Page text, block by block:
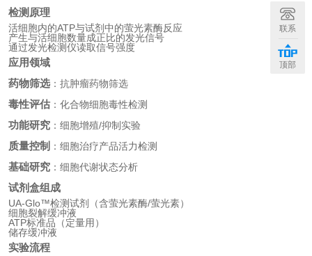
检测原理
活细胞内的ATP与试剂中的萤光素酶反应
产生与活细胞数量成正比的发光信号
通过发光检测仪读取信号强度
应用领域
药物筛选 ：抗肿瘤药物筛选
毒性评估 ：化合物细胞毒性检测
功能研究 ：细胞增殖/抑制实验
质量控制 ：细胞治疗产品活力检测
基础研究 ：细胞代谢状态分析
试剂盒组成
UA-Glo™检测试剂（含萤光素酶/萤光素）
细胞裂解缓冲液
ATP标准品（定量用）
储存缓冲液
实验流程
联系
顶部